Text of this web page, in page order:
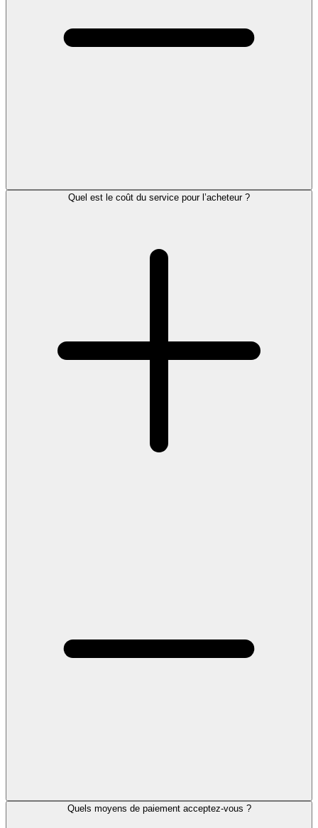
Quel est le coût du service pour l’acheteur ?
Quels moyens de paiement acceptez-vous ?